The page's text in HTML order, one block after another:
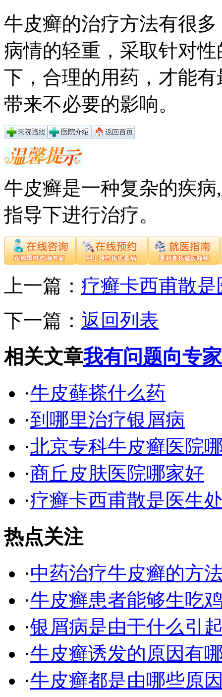
牛皮癣的治疗方法有很
病情的轻重，采取针对
下，合理的用药，才能
带来不必要的影响。
牛皮癣是一种复杂的疾
指导下进行治疗。
上一篇： 疗癣卡西甫散
下一篇： 返回列表
相关文章我有问题向专
·牛皮藓搽什么药
·到哪里治疗银屑病
·北京专科牛皮癣医院
·商丘皮肤医院哪家好
·疗癣卡西甫散是医生
热点关注
·中药治疗牛皮癣的方
·牛皮癣患者能够生吃
·银屑病是由于什么引
·牛皮癣诱发的原因有
·牛皮癣都是由哪些原